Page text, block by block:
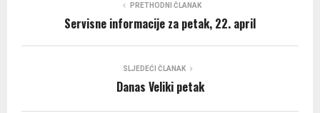
PRETHODNI ČLANAK
Servisne informacije za petak, 22. april
SLJEDEĆI ČLANAK
Danas Veliki petak